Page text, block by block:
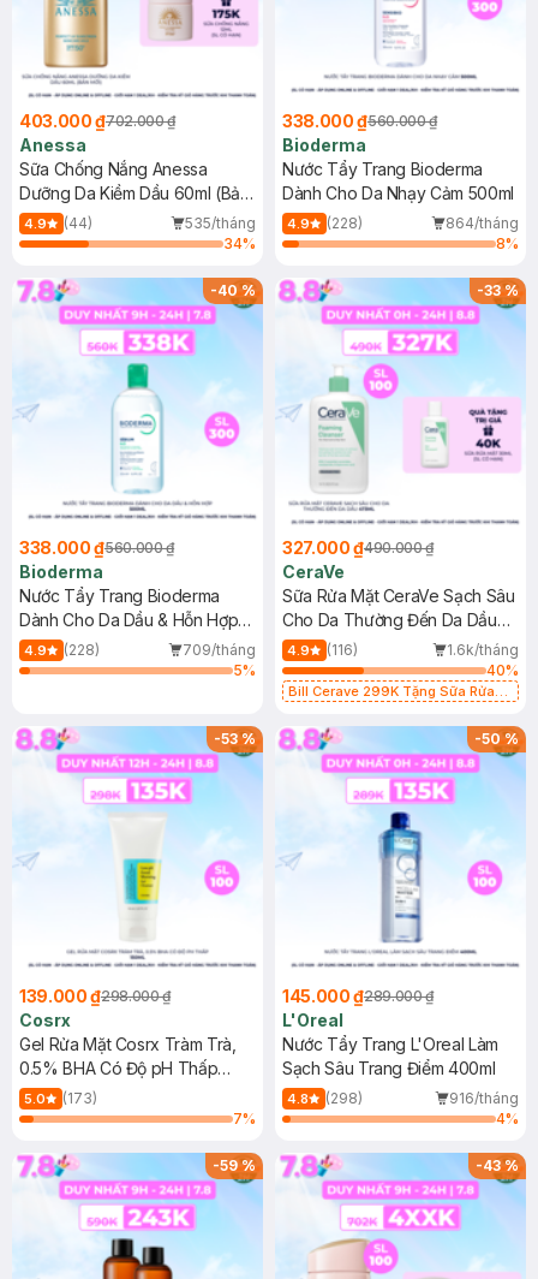
403.000 ₫702.000 ₫
Anessa
Sữa Chống Nắng Anessa
Dưỡng Da Kiềm Dầu 60ml (Bản
Mới)
4.9 (44)
535/tháng
34%
338.000 ₫560.000 ₫
Bioderma
Nước Tẩy Trang Bioderma
Dành Cho Da Nhạy Cảm 500ml
4.9 (228)
864/tháng
8%
-40%
338.000 ₫560.000 ₫
Bioderma
Nước Tẩy Trang Bioderma
Dành Cho Da Dầu & Hỗn Hợp
500ml
4.9 (228)
709/tháng
5%
-33%
327.000 ₫490.000 ₫
CeraVe
Sữa Rửa Mặt CeraVe Sạch Sâu
Cho Da Thường Đến Da Dầu
473ml
4.9 (116)
1.6k/tháng
40%
Bill Cerave 299K Tặng Sữa Rửa
-53%
139.000 ₫298.000 ₫
Cosrx
Gel Rửa Mặt Cosrx Tràm Trà,
0.5% BHA Có Độ pH Thấp
150ml
5.0
(173)
7%
-50%
145.000 ₫289.000 ₫
L'Oreal
Nước Tẩy Trang L'Oreal Làm
Sạch Sâu Trang Điểm 400ml
4.8 (298)
916/tháng
4%
-59% -43%